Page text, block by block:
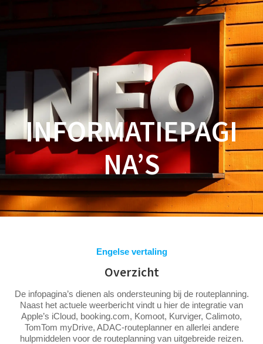
inhoud
INFORMATIEPAGI
NA’S
Engelse vertaling
Overzicht
De infopagina’s dienen als ondersteuning bij de routeplanning.
Naast het actuele weerbericht vindt u hier de integratie van
Apple’s iCloud, booking.com, Komoot, Kurviger, Calimoto,
TomTom myDrive, ADAC-routeplanner en allerlei andere
hulpmiddelen voor de routeplanning van uitgebreide reizen.